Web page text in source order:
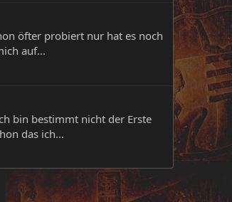
öfter probiert nur hat es noch
auf...
bin bestimmt nicht der Erste
das ich...